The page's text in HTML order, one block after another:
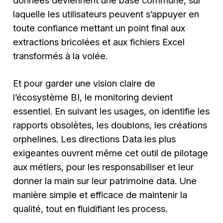
laquelle les utilisateurs peuvent s’appuyer en
toute confiance mettant un point final aux
extractions bricolées et aux fichiers Excel
transformés à la volée.
Et pour garder une vision claire de
l’écosystème BI, le monitoring devient
essentiel. En suivant les usages, on identifie les
rapports obsolètes, les doublons, les créations
orphelines. Les directions Data les plus
exigeantes ouvrent même cet outil de pilotage
aux métiers, pour les responsabiliser et leur
donner la main sur leur patrimoine data. Une
manière simple et efficace de maintenir la
qualité, tout en fluidifiant les process.